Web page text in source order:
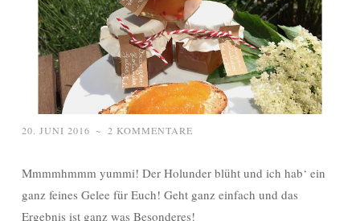
20. JUNI 2016 ~ 2 KOMMENTARE
Mmmmhmmm yummi! Der Holunder blüht und ich hab‘ ein
ganz feines Gelee für Euch! Geht ganz einfach und das
Ergebnis ist ganz was Besonderes!